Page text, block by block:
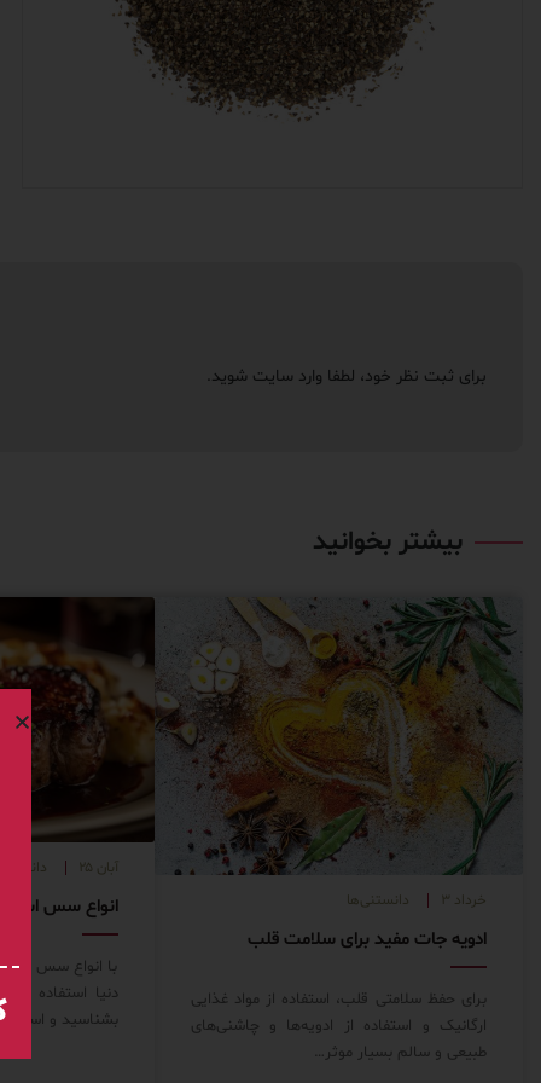
برای ثبت نظر خود، لطفا وارد سایت شوید.
بیشتر بخوانید
خرداد ۳ دانستنی‌ها
ادویه جات مفید برای سلامت قلب
برای حفظ سلامتی قلب، استفاده از مواد غذایی
ارگانیک و استفاده از ادویه‌ها و چاشنی‌های
طبیعی و سالم بسیار موثر…
آبان ۲۵
با انواع سس
دنیا استفاده
بشناسید و